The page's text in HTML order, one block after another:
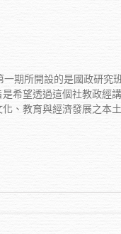
期所開設的是國政研究
希望透過這個社教政經
、教育與經濟發展之本